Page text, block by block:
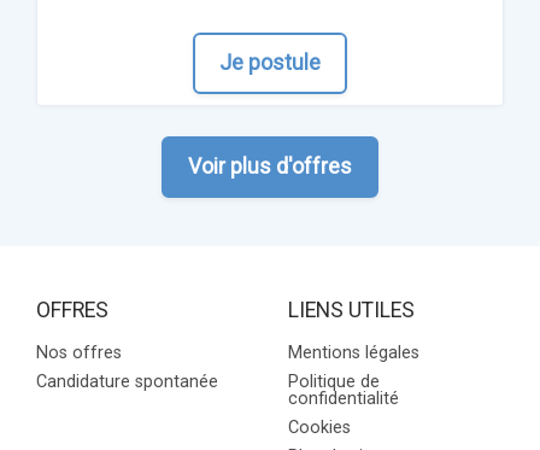
Je postule
Voir plus d'offres
OFFRES
Nos offres
Candidature spontanée
LIENS UTILES
Mentions légales
Politique de
confidentialité
Cookies